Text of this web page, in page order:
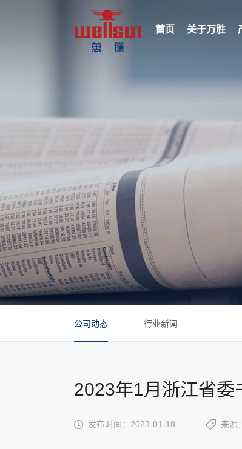
首页 关于万胜
公司动态 行业新闻
2023年1月浙江省委
发布时间：2023-01-18 来源